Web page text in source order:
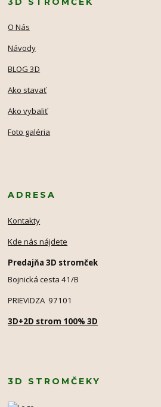
O Nás
Návody
BLOG 3D
Ako stavať
Ako vybaliť
Foto galéria
ADRESA
Kontakty
Kde nás nájdete
Predajňa 3D stromček
Bojnická cesta 41/B
PRIEVIDZA 97101
3D+2D strom 100% 3D
3D STROMČEKY